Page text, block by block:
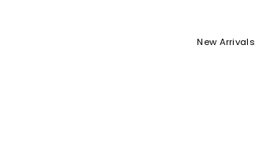
New Arrivals